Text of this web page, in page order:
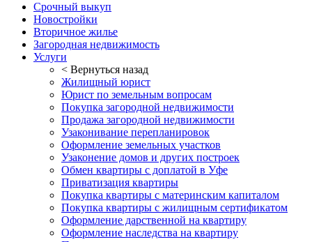
Срочный выкуп
Новостройки
Вторичное жилье
Загородная недвижимость
Услуги
< Вернуться назад
Жилищный юрист
Юрист по земельным вопросам
Покупка загородной недвижимости
Продажа загородной недвижимости
Узаконивание перепланировок
Оформление земельных участков
Узаконение домов и других построек
Обмен квартиры с доплатой в Уфе
Приватизация квартиры
Покупка квартиры с материнским капиталом
Покупка квартиры с жилищным сертификатом
Оформление дарственной на квартиру
Оформление наследства на квартиру